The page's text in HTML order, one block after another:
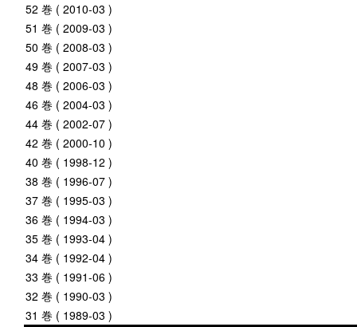
52 巻 ( 2010-03 )
51 巻 ( 2009-03 )
50 巻 ( 2008-03 )
49 巻 ( 2007-03 )
48 巻 ( 2006-03 )
46 巻 ( 2004-03 )
44 巻 ( 2002-07 )
42 巻 ( 2000-10 )
40 巻 ( 1998-12 )
38 巻 ( 1996-07 )
37 巻 ( 1995-03 )
36 巻 ( 1994-03 )
35 巻 ( 1993-04 )
34 巻 ( 1992-04 )
33 巻 ( 1991-06 )
32 巻 ( 1990-03 )
31 巻 ( 1989-03 )